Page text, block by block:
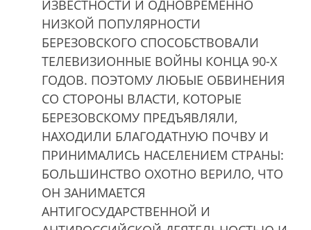
ИЗВЕСТНОСТИ И ОДНОВРЕМЕННО
НИЗКОЙ ПОПУЛЯРНОСТИ
БЕРЕЗОВСКОГО СПОСОБСТВОВАЛИ
ТЕЛЕВИЗИОННЫЕ ВОЙНЫ КОНЦА 90-Х
ГОДОВ. ПОЭТОМУ ЛЮБЫЕ ОБВИНЕНИЯ
СО СТОРОНЫ ВЛАСТИ, КОТОРЫЕ
БЕРЕЗОВСКОМУ ПРЕДЪЯВЛЯЛИ,
НАХОДИЛИ БЛАГОДАТНУЮ ПОЧВУ И
ПРИНИМАЛИСЬ НАСЕЛЕНИЕМ СТРАНЫ:
БОЛЬШИНСТВО ОХОТНО ВЕРИЛО, ЧТО
ОН ЗАНИМАЕТСЯ
АНТИГОСУДАРСТВЕННОЙ И